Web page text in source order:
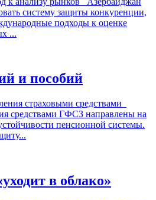
систему защиты конкуренции,
подходы к оценке
...
и пособий
страховыми средствами
средствами ГФСЗ направлены на
пенсионной системы.
в облако»